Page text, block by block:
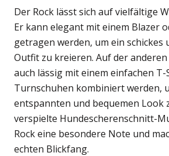
Der Rock lässt sich auf vielfältige
Er kann elegant mit einem Blazer
getragen werden, um ein schickes
Outfit zu kreieren. Auf der
auch lässig mit einem einfachen
Turnschuhen kombiniert werden,
entspannten und bequemen Look
verspielte Hundescherenschnitt-
Rock eine besondere Note und
echten Blickfang.